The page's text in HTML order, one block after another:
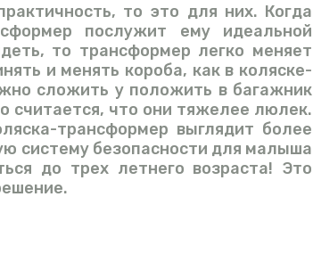
то это для них. Когда
послужит ему идеальной
то трансформер легко меняет
и менять короба, как в коляске-
сложить у положить в багажник
что они тяжелее люлек.
трансформер выглядит более
систему безопасности для малыша
до трех летнего возраста! Это